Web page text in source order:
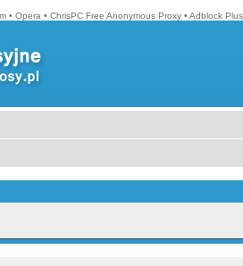
• Opera • ChrisPC Free Anonymous Proxy • Adblock Plus